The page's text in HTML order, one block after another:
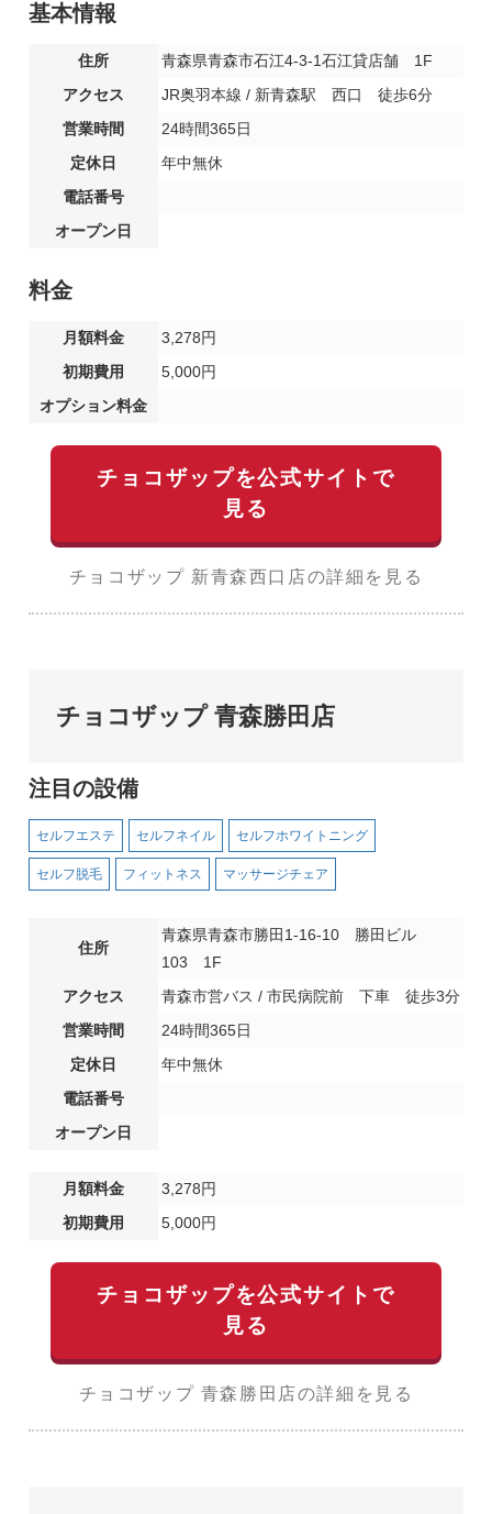
基本情報
住所
青森県青森市石江4-3-1石江貸店舗 1F
アクセス
JR奥羽本線 / 新青森駅 西口 徒歩6分
営業時間
24時間365日
定休日
年中無休
電話番号
オープン日
料金
月額料金
3,278円
初期費用
5,000円
オプション料金
チョコザップを公式サイトで
見る
チョコザップ 新青森西口店の詳細を見る
チョコザップ 青森勝田店
注目の設備
セルフエステ セルフネイル セルフホワイトニング
セルフ脱毛 フィットネス マッサージチェア
住所
青森県青森市勝田1-16-10 勝田ビル
103 1F
アクセス
青森市営バス / 市民病院前 下車 徒歩3分
営業時間
24時間365日
定休日
年中無休
電話番号
オープン日
月額料金
3,278円
初期費用
5,000円
チョコザップを公式サイトで
見る
チョコザップ 青森勝田店の詳細を見る